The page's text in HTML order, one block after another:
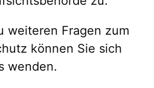
weiteren Fragen zum
können Sie sich
wenden.